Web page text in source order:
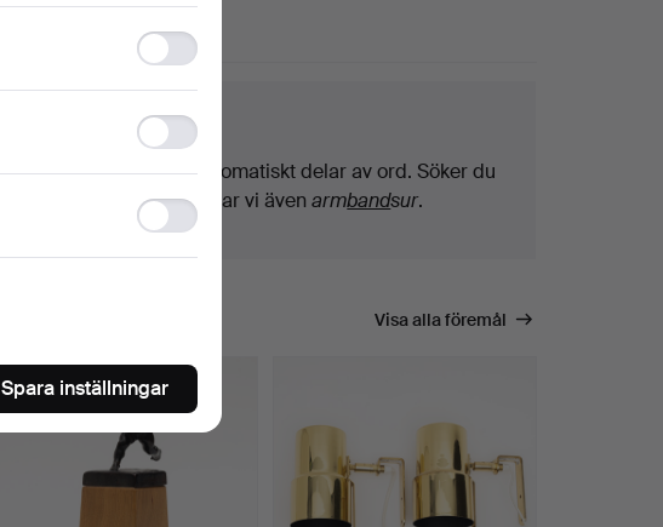
Söktips
Vi söker automatiskt delar av ord. Söker du
påbandhittar vi ävenarmbandsur.
Visa alla föremål
Functionality
storage
Statistics
storage
Ad
storage
Spara inställningar